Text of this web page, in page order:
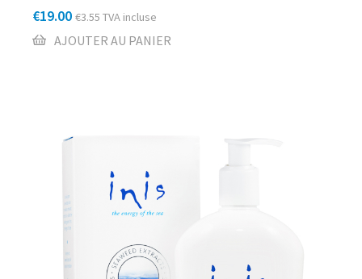
€19.00 €3.55 TVA incluse
AJOUTER AU PANIER